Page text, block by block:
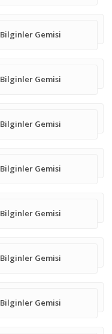
Gemisi
Gemisi
Gemisi
Gemisi
Gemisi
Gemisi
Gemisi